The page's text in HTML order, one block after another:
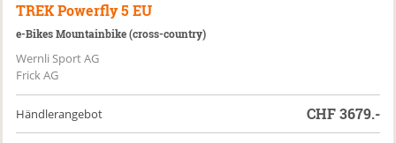
TREK Powerfly 5 EU
e-Bikes Mountainbike (cross-country)
Wernli Sport AG
Frick AG
Händlerangebot CHF3679.-